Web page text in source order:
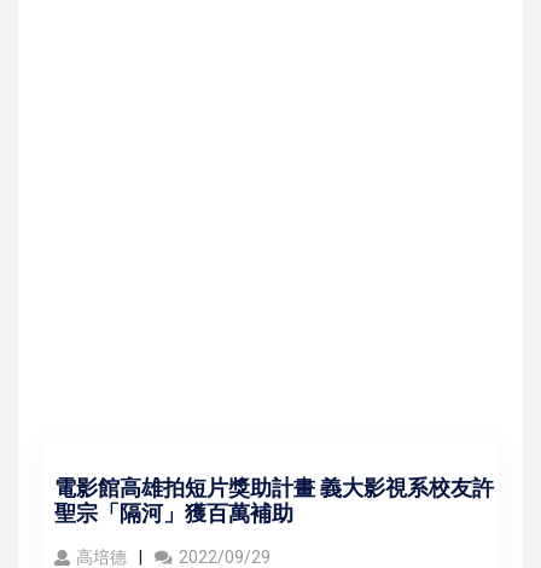
電影館高雄拍短片獎助計畫 義大影視系校友許
聖宗「隔河」獲百萬補助
高培德 2022/09/29